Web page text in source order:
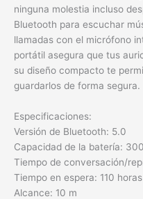
ninguna molestia incluso
Bluetooth para escuchar
llamadas con el micrófono
portátil asegura que tus
su diseño compacto te
guardarlos de forma segura.
Especificaciones:
Versión de Bluetooth: 5.0
Capacidad de la batería:
Tiempo de conversación/
Tiempo en espera: 110 horas
Alcance: 10 m